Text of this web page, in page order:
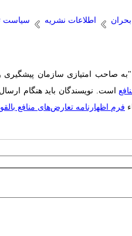
اطلاعات نشریه سیاست
"به صاحب امتیازی سازمان
است. نویسندگان باید هنگام
فرم اظهارنامه تعارض‌های منافع